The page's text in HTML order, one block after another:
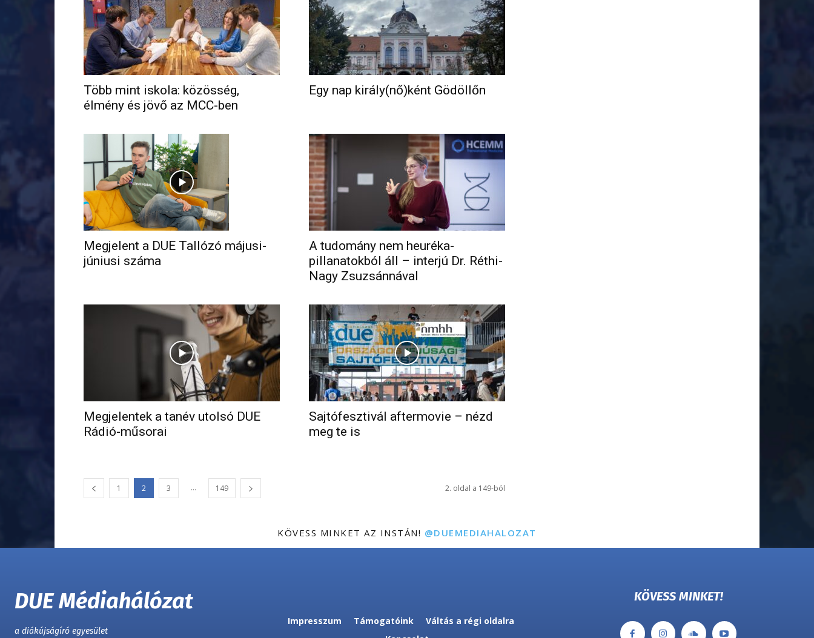
Több mint iskola: közösség,
élmény és jövő az MCC-ben
Egy nap király(nő)ként Gödöllőn
Megjelent a DUE Tallózó májusi-
júniusi száma
A tudomány nem heuréka-
pillanatokból áll – interjú Dr. Réthi-
Nagy Zsuzsánnával
Megjelentek a tanév utolsó DUE
Rádió-műsorai
Sajtófesztivál aftermovie – nézd
meg te is
1 2 3 ... 149 2. oldal a 149-ból
KÖVESS MINKET AZ INSTÁN! @DUEMEDIAHALOZAT
DUE Médiahálózat
a diákújságíró egyesület
Impresszum Támogatóink
Váltás a régi oldalra
KÖVESS MINKET!